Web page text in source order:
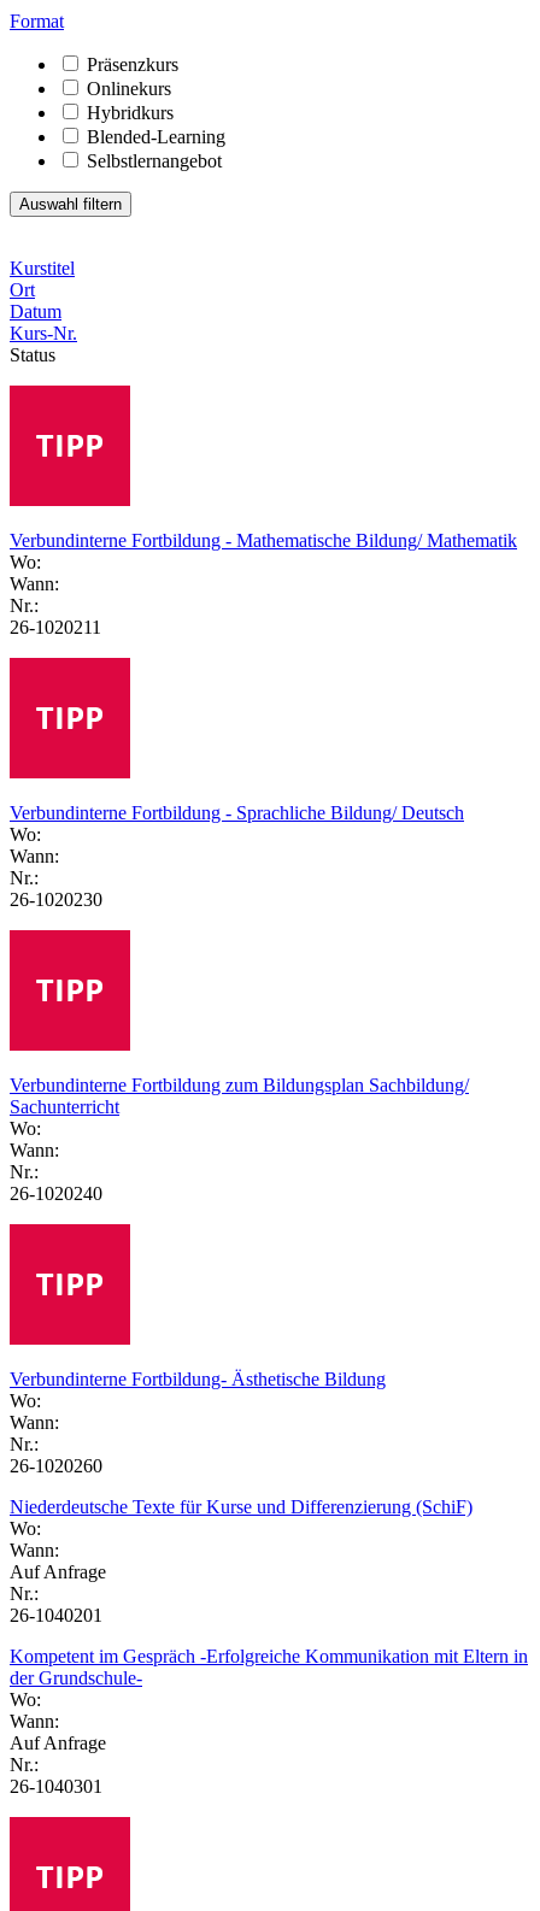
Format
Präsenzkurs
Onlinekurs
Hybridkurs
Blended-Learning
Selbstlernangebot
Kurstitel
Ort
Datum
Kurs-Nr.
Status
Verbundinterne Fortbildung - Mathematische Bildung/ Mathematik
Wo:
Wann:
Nr.:
26-1020211
Verbundinterne Fortbildung - Sprachliche Bildung/ Deutsch
Wo:
Wann:
Nr.:
26-1020230
Verbundinterne Fortbildung zum Bildungsplan Sachbildung/
Sachunterricht
Wo:
Wann:
Nr.:
26-1020240
Verbundinterne Fortbildung- Ästhetische Bildung
Wo:
Wann:
Nr.:
26-1020260
Niederdeutsche Texte für Kurse und Differenzierung (SchiF)
Wo:
Wann:
Auf Anfrage
Nr.:
26-1040201
Kompetent im Gespräch -Erfolgreiche Kommunikation mit Eltern in
der Grundschule-
Wo:
Wann:
Auf Anfrage
Nr.:
26-1040301